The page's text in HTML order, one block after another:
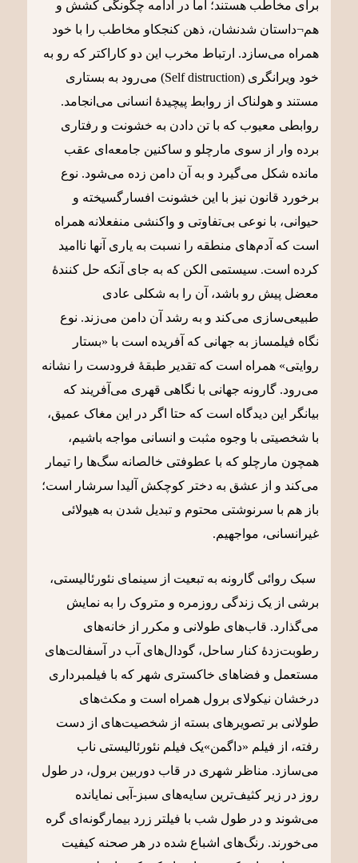
برای مخاطب هستند؛ اما در ادامه چگونگی کشش و
هم¬داستان شدنشان، ذهن کنجکاو مخاطب را با خود
همراه می‌سازد. ارتباط مخرب این دو کاراکتر که رو به
خود ویرانگری (Self distruction) می‌رود به بستاری
مستند و هولناک از روابط پیچیدۀ انسانی می‌انجامد.
روابطی معیوب که با تن دادن به خشونت و رفتاری
برده وار از سوی مارچلو و ساکنین جامعه‌ای عقب
مانده شکل می‌گیرد و به آن دامن زده می‌شود. نوع
برخورد قانون نیز با این خشونت افسارگسیخته و
حیوانی، با نوعی بی‌تفاوتی و واکنشی منفعلانه همراه
است که آدم‌های منطقه را نسبت به یاری آنها ناامید
کرده است. سیستمی الکن که به جای آنکه حل کنندۀ
معضل پیش رو باشد، آن را به شکلی عادی
طبیعی‌سازی می‌کند و به رشد آن دامن می‌زند. نوع
نگاه فیلمساز به جهانی که آفریده است با «بستار
روایتی» همراه است که تقدیر طبقۀ فرودست را نشانه
می‌رود. گارونه جهانی با نگاهی قهری می‌آفریند که
بیانگر این دیدگاه است که حتا اگر در این مغاک عمیق،
با شخصیتی با وجوه مثبت و انسانی مواجه باشیم،
همچون مارچلو که با عطوفتی خالصانه سگ‌ها را تیمار
می‌کند و از عشق به دختر کوچکش آلیدا سرشار است؛
باز هم با سرنوشتی محتوم و تبدیل شدن به هیولائی
غیرانسانی، مواجهیم.
سبک روائی گارونه به تبعیت از سینمای نئورئالیستی،
برشی از یک زندگی روزمره و متروک را به نمایش
می‌گذارد. قاب‌های طولانی و مکرر از خانه‌های
رطوبت‌زدۀ کنار ساحل، گودال‌های آب در آسفالت‌های
مستعمل و فضاهای خاکستری شهر که با فیلمبرداری
درخشان نیکولای برول همراه است و مکث‌های
طولانی بر تصویر‌های بسته از شخصیت‌های از دست
رفته، از فیلم «داگمن»یک فیلم نئورئالیستی ناب
می‌سازد. مناظر شهری در قاب دوربین برول، در طول
روز در زیر کثیف‌ترین سایه‌های سبز-آبی نمایانده
می‌شوند و در طول شب با فیلتر زرد بیمارگونه‌ای گره
می‌خورند. رنگ‌های اشباع شده در هر صحنه کیفیت